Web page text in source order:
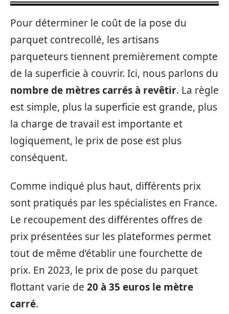
Pour déterminer le coût de la pose du
parquet contrecollé, les artisans
parqueteurs tiennent premièrement compte
de la superficie à couvrir. Ici, nous parlons du
nombre de mètres carrés à revêtir. La règle
est simple, plus la superficie est grande, plus
la charge de travail est importante et
logiquement, le prix de pose est plus
conséquent.
Comme indiqué plus haut, différents prix
sont pratiqués par les spécialistes en France.
Le recoupement des différentes offres de
prix présentées sur les plateformes permet
tout de même d’établir une fourchette de
prix. En 2023, le prix de pose du parquet
flottant varie de 20 à 35 euros le mètre
carré.